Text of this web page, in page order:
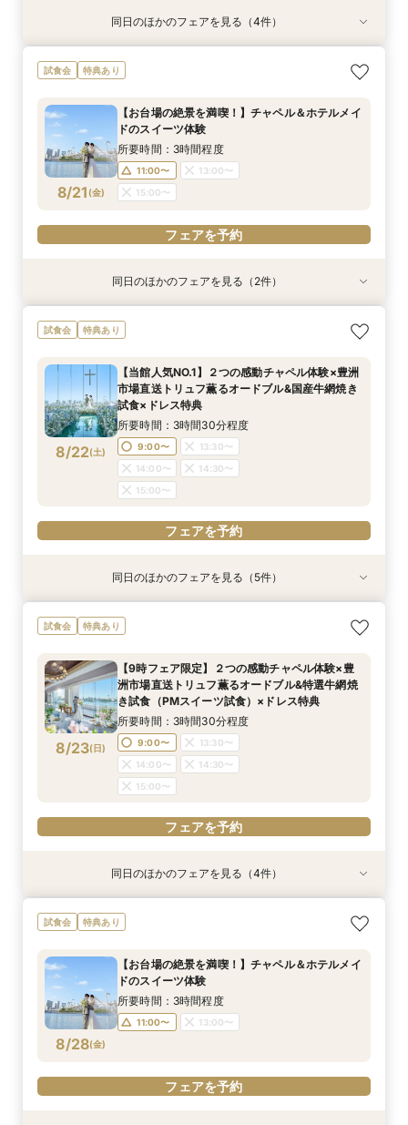
8/16(日
【見積り徹底比較！】 感動チャペル体験×安心◎
お見積り相談会
9:00〜 14:00〜
フェアを予約
特典あり
8/16(日
初見特典有◎【安心！初めてを応援】豪華無料試
食×ホテルWDまるっと体験
9:00〜 14:00〜
フェアを予約
特典あり
8/16(日
【6名から25名に◎】 絶景を楽しめる少人数
WD×豪華試食会
9:00〜 14:00〜
フェアを予約
8/16(日
少人数も利用OK【新プラン発表】2026年内限
定お得に叶える絶景Wedding
9:00〜 14:00〜
フェアを予約
同日のほかのフェアを見る（4件）
試食会 特典あり
8/21 (金)
【お台場の絶景を満喫！】チャペル＆ホテルメイ
ドのスイーツ体験
所要時間：3時間程度
11:00〜
13:00〜
15:00〜
フェアを予約
8/21(金)
【少人数限定】 挙式＆会食プライベートウエ
ディングフェア
11:00〜
13:00〜
15:00〜
フェアを予約
8/21(金)
【見積り比較】 選べる2つのチャペル体験×安心
◎ご予算相談会
11:00〜
13:00〜
15:00〜
フェアを予約
同日のほかのフェアを見る（2件）
試食会 特典あり
8/22(土)
【当館人気NO.1】２つの感動チャペル体験×豊洲
市場直送トリュフ薫るオードブル&国産牛網焼き
試食×ドレス特典
所要時間：3時間30分程度
9:00〜
13:30〜
14:00〜
14:30〜
15:00〜
フェアを予約
8/22(土)
【見積り徹底比較！】 感動チャペル体験×安心◎
お見積り相談会
9:00〜
13:30〜
14:00〜
14:30〜
15:00〜
フェアを予約
8/22(土)
【ドレス特典◎】感動チャペル＆本番直前コー
ディネート体験
9:00〜
13:30〜
14:00〜
14:30〜
15:00〜
フェアを予約
特典あり
8/22(土)
初見特典有◎【安心！初めてを応援】豪華無料試
食×ホテルWDまるっと体験
9:00〜 14:00〜
フェアを予約
特典あり
8/22(土)
【6名から25名に◎】 絶景を楽しめる少人数
WD×豪華試食会
9:00〜 14:00〜
フェアを予約
8/22(土)
少人数も利用OK【新プラン発表】2026年内限
定お得に叶える絶景Wedding
9:00〜 14:00〜
フェアを予約
同日のほかのフェアを見る（5件）
試食会 特典あり
8/23(日)
【9時フェア限定】２つの感動チャペル体験×豊
洲市場直送トリュフ薫るオードブル&特選牛網焼
き試食（PMスイーツ試食）×ドレス特典
所要時間：3時間30分程度
9:00〜
13:30〜
14:00〜
14:30〜
15:00〜
フェアを予約
8/23(日 )
【見積り徹底比較！】 感動チャペル体験×安心◎
お見積り相談会
9:00〜
13:30〜
14:00〜
14:30〜
15:00〜
特典あり
8/23(日 )
初見特典有◎【安心！初めてを応援】豪華無料試
食×ホテルWDまるっと体験
9:00〜 14:00〜
特典あり
8/23(日 )
【6名から25名に◎】 絶景を楽しめる少人数
WD×豪華試食会
9:00〜 14:00〜
8/23(日 )
少人数も利用OK【新プラン発表】2026年内限
定お得に叶える絶景Wedding
9:00〜 14:00〜
同日のほかのフェアを見る（4件）
試食会 特典あり
8/28(金)
【お台場の絶景を満喫！】チャペル＆ホテルメイ
ドのスイーツ体験
所要時間：3時間程度
11:00〜 13:00〜
フェアを予約